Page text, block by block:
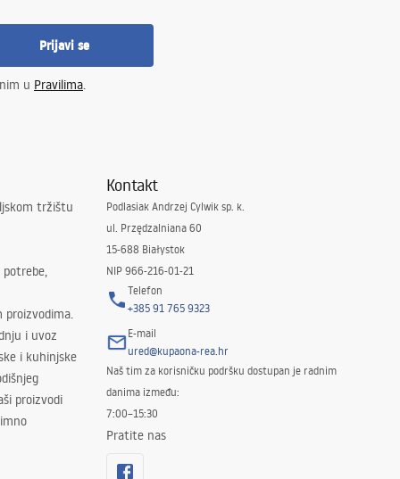
Prijavi se
u Pravilima.
tržištu
potrebe,
i uvoz
i kuhinjske
proizvodi
Kontakt
Podlasiak Andrzej Cylwik sp. k.
ul. Przędzalniana 60
15-688 Białystok
NIP 966-216-01-21
Telefon
+385 91 765 9323
E-mail
ured@kupaona-rea.hr
Naš tim za korisničku podršku dostupan je radnim
danima između:
7:00–15:30
Pratite nas